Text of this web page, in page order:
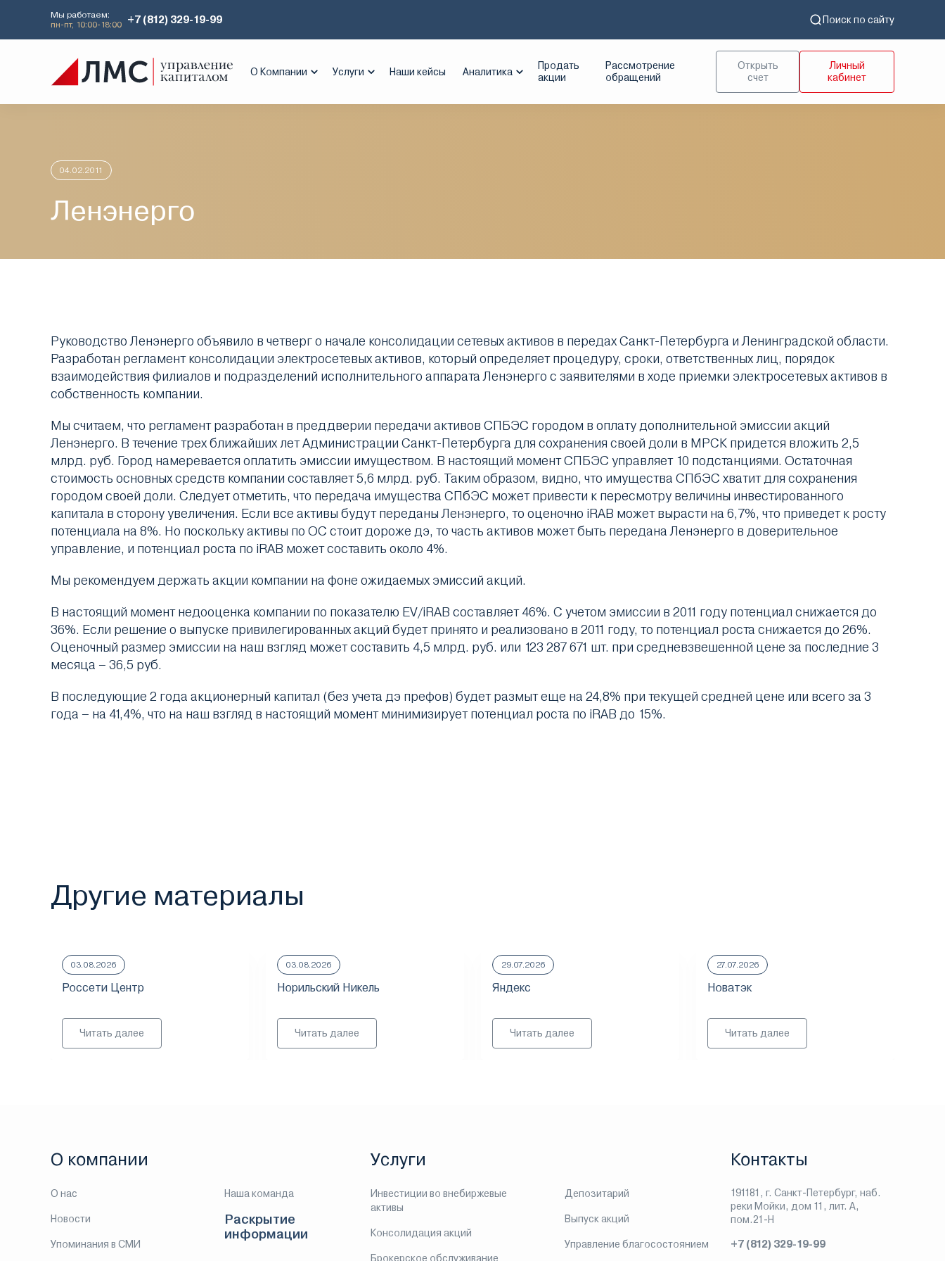
Мы работаем:
пн-пт, 10:00-18:00
+7 (812) 329-19-99 Поиск по сайту
О Компании Услуги Наши кейсы Аналитика
Продать
акции
Рассмотрение
обращений
Открыть
счет
Личный
кабинет
Главная Аналитика Идеи дня Ленэнерго
04.02.2011
Ленэнерго
Руководство Ленэнерго объявило в четверг о начале консолидации сетевых активов в передах Санкт-Петербурга и Ленинградской области.
Разработан регламент консолидации электросетевых активов, который определяет процедуру, сроки, ответственных лиц, порядок
взаимодействия филиалов и подразделений исполнительного аппарата Ленэнерго с заявителями в ходе приемки электросетевых активов в
собственность компании.
Мы считаем, что регламент разработан в преддверии передачи активов СПБЭС городом в оплату дополнительной эмиссии акций
Ленэнерго. В течение трех ближайших лет Администрации Санкт-Петербурга для сохранения своей доли в МРСК придется вложить 2,5
млрд. руб. Город намеревается оплатить эмиссии имуществом. В настоящий момент СПБЭС управляет 10 подстанциями. Остаточная
стоимость основных средств компании составляет 5,6 млрд. руб. Таким образом, видно, что имущества СПбЭС хватит для сохранения
городом своей доли. Следует отметить, что передача имущества СПбЭС может привести к пересмотру величины инвестированного
капитала в сторону увеличения. Если все активы будут переданы Ленэнерго, то оценочно iRAB может вырасти на 6,7%, что приведет к росту
потенциала на 8%. Но поскольку активы по ОС стоит дороже дэ, то часть активов может быть передана Ленэнерго в доверительное
управление, и потенциал роста по iRAB может составить около 4%.
Мы рекомендуем держать акции компании на фоне ожидаемых эмиссий акций.
В настоящий момент недооценка компании по показателю EV/iRAB составляет 46%. С учетом эмиссии в 2011 году потенциал снижается до
36%. Если решение о выпуске привилегированных акций будет принято и реализовано в 2011 году, то потенциал роста снижается до 26%.
Оценочный размер эмиссии на наш взгляд может составить 4,5 млрд. руб. или 123 287 671 шт. при средневзвешенной цене за последние 3
месяца – 36,5 руб.
В последующие 2 года акционерный капитал (без учета дэ префов) будет размыт еще на 24,8% при текущей средней цене или всего за 3
года – на 41,4%, что на наш взгляд в настоящий момент минимизирует потенциал роста по iRAB до 15%.
Другие материалы
03.08.2026
Россети Центр
Читать далее
03.08.2026
Норильский Никель
Читать далее
29.07.2026
Яндекс
Читать далее
27.07.2026
Новатэк
Читать далее
О компании
О нас
Новости
Упоминания в СМИ
Наша команда
Раскрытие
информации
Услуги
Инвестиции во внебиржевые
активы
Консолидация акций
Брокерское обслуживание
Депозитарий
Выпуск акций
Управление благосостоянием
Контакты
191181, г. Санкт-Петербург, наб.
реки Мойки, дом 11, лит. А,
пом.21-Н
+7 (812) 329-19-99